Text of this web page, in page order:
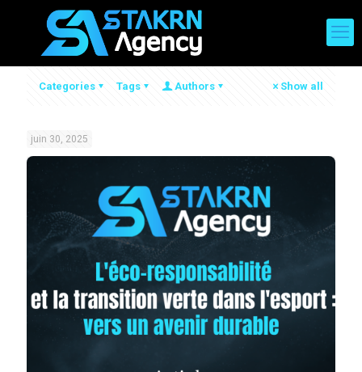
Categories Tags Authors Show all
juin 30, 2025